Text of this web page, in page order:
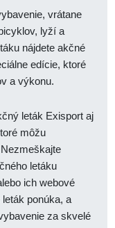
vrátane
lyží a
nájdete akčné
edície, ktoré
a výkonu.
leták Exisport aj
môžu
letáku
ich webové
ponúka, a
za skvelé